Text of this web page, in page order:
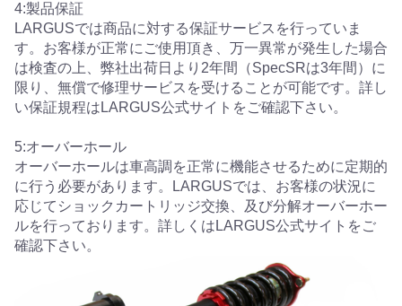
4:製品保証
LARGUSでは商品に対する保証サービスを行っていま
す。お客様が正常にご使用頂き、万一異常が発生した場合
は検査の上、弊社出荷日より2年間（SpecSRは3年間）に
限り、無償で修理サービスを受けることが可能です。詳し
い保証規程はLARGUS公式サイトをご確認下さい。
5:オーバーホール
オーバーホールは車高調を正常に機能させるために定期的
に行う必要があります。LARGUSでは、お客様の状況に
応じてショックカートリッジ交換、及び分解オーバーホー
ルを行っております。詳しくはLARGUS公式サイトをご
確認下さい。